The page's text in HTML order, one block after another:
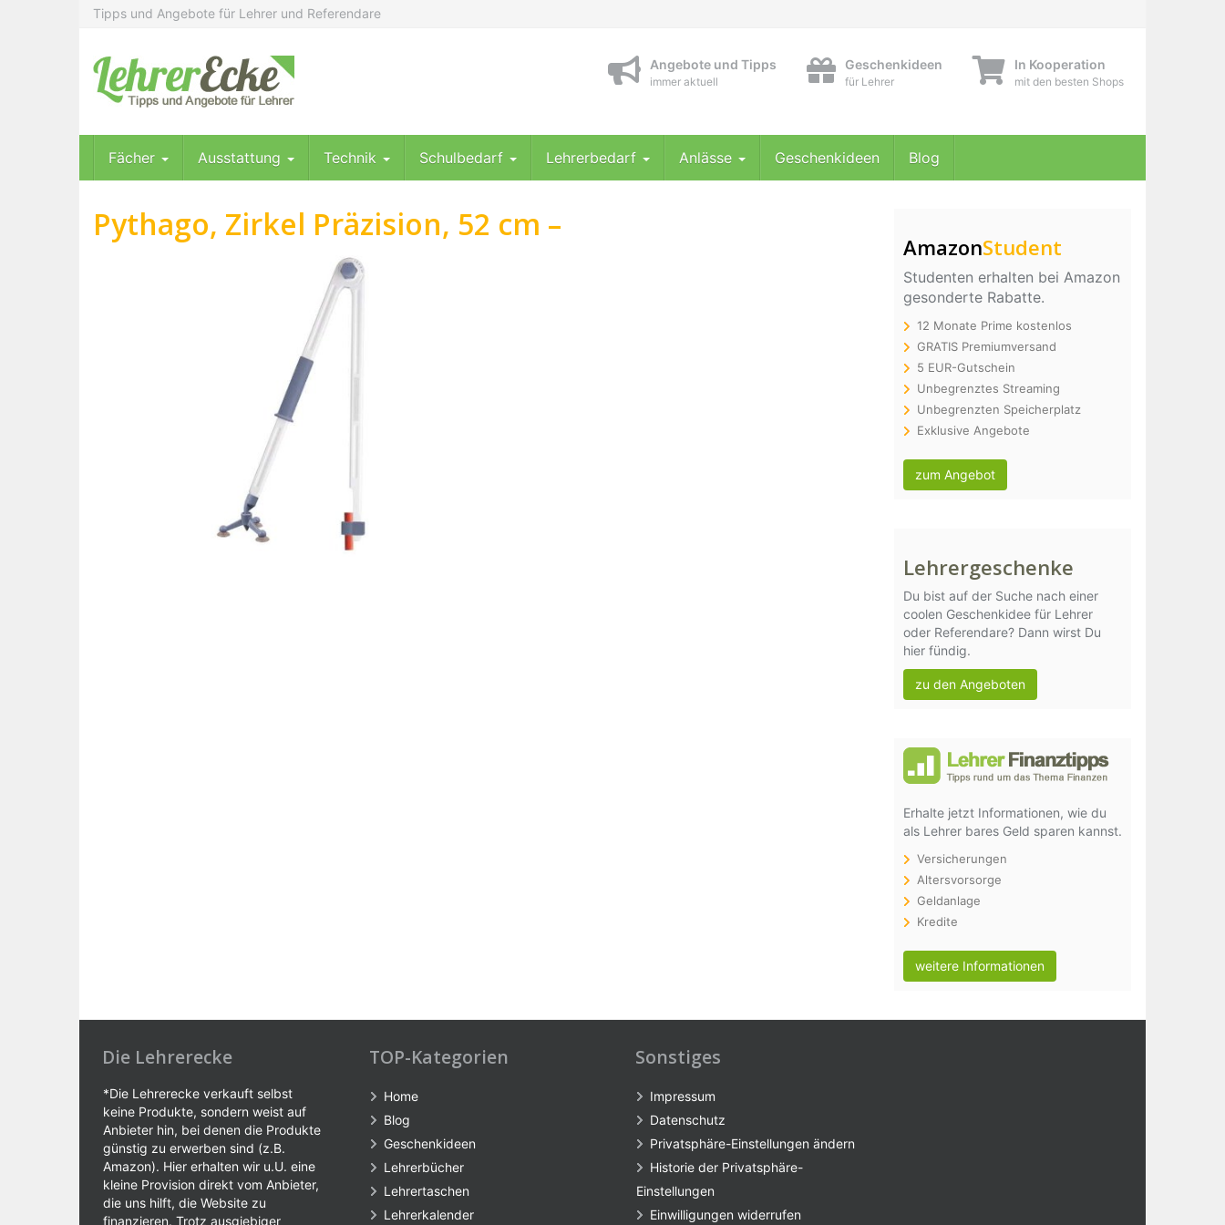
Tipps und Angebote für Lehrer und Referendare
Angebote und Tipps
immer aktuell
Geschenkideen
für Lehrer
In Kooperation
mit den besten Shops
Fächer Ausstattung Technik Schulbedarf Lehrerbedarf Anlässe Geschenkideen Blog
Pythago, Zirkel Präzision, 52 cm –
AmazonStudent
Studenten erhalten bei Amazon
gesonderte Rabatte.
12 Monate Prime kostenlos
GRATIS Premiumversand
5 EUR-Gutschein
Unbegrenztes Streaming
Unbegrenzten Speicherplatz
Exklusive Angebote
zum Angebot
Lehrergeschenke
Du bist auf der Suche nach einer
coolen Geschenkidee für Lehrer
oder Referendare? Dann wirst Du
hier fündig.
zu den Angeboten
Erhalte jetzt Informationen, wie du
als Lehrer bares Geld sparen kannst.
Versicherungen
Altersvorsorge
Geldanlage
Kredite
weitere Informationen
Die Lehrerecke
*Die Lehrerecke verkauft selbst
keine Produkte, sondern weist auf
Anbieter hin, bei denen die Produkte
günstig zu erwerben sind (z.B.
Amazon). Hier erhalten wir u.U. eine
kleine Provision direkt vom Anbieter,
die uns hilft, die Website zu
finanzieren. Trotz ausgiebiger
TOP-Kategorien
Home
Blog
Geschenkideen
Lehrerbücher
Lehrertaschen
Lehrerkalender
Sonstiges
Impressum
Datenschutz
Privatsphäre-Einstellungen ändern
Historie der Privatsphäre-
Einstellungen
Einwilligungen widerrufen